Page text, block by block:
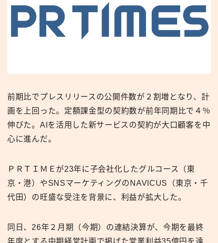
前期比でプレスリリースの公開件数が２割増となり、計
画を上回った。定額課金型の契約数が前年同期比で４％
伸びた。AIを活用した新サービスの契約が大口顧客を中
心に進んだ。
ＰＲＴＩＭＥが23年に子会社化したグルコース（東
京・港）やSNSマーケティングのNAVICUS（東京・千
代田）の旺盛な受注を背景に、利益が拡大した。
同日、26年２月期（今期）の連結決算が、今期を最終